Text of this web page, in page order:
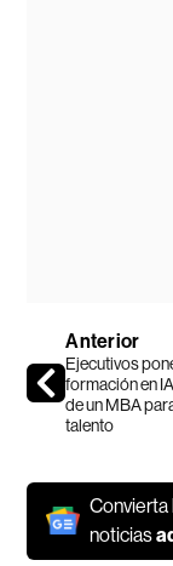
Anterior
Ejecutivos
formación en
de un MBA
talento
Convierta
noticias